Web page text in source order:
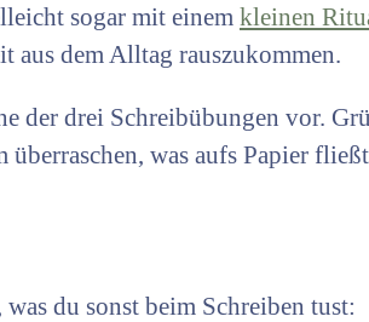
sogar mit einem kleinen
aus dem Alltag rauszukommen.
der drei Schreibübungen vor.
was aufs Papier
du sonst beim Schreiben tust: